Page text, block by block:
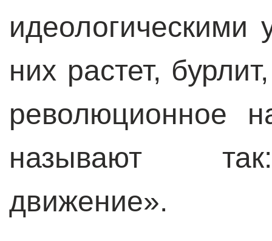
идеологическими
них растет,
революционное
называют
движение».